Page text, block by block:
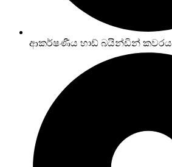
ආකර්ෂණීය හාඩ් බයින්ඩින් කවරය